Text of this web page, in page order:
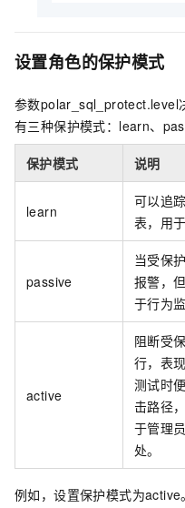
设置角色的保护模式
参数polar_sql_protect.level
有三种保护模式：learn、
保护模式 说明
learn
可以追
表，用
passive
当受保
报警，
于行为监
active
阻断受
行，表
测试时
击路径
于管理
处。
例如，设置保护模式为active。